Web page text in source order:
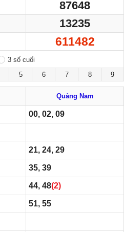
87648
13235
611482
3 số cuối
5 6 7 8 9
Quảng Nam
00, 02, 09
21, 24, 29
35, 39
44, 48(2)
51, 55